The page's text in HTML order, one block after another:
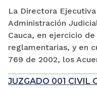
La Directora
Administración
Cauca, en ejercicio
reglamentarias, y en
769 de 2002, los
JUZGADO 001 CIVIL